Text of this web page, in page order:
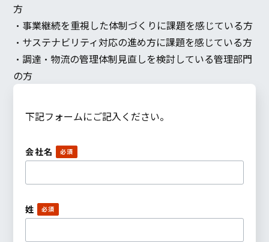
方
・事業継続を重視した体制づくりに課題を感じている方
・サステナビリティ対応の進め方に課題を感じている方
・調達・物流の管理体制見直しを検討している管理部門
の方
下記フォームにご記入ください。
会社名
姓